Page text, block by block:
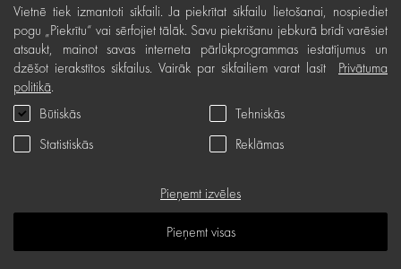
Vietnē tiek izmantoti sīkfaili. Ja piekrītat sīkfailu lietošanai, nospiediet
pogu „Piekrītu“ vai sērfojiet tālāk. Savu piekrišanu jebkurā brīdī varēsiet
atsaukt, mainot savas interneta pārlūkprogrammas iestatījumus un
dzēšot ierakstītos sīkfailus. Vairāk par sīkfailiem varat lasīt Privātuma
politikā.
Būtiskās
Tehniskās
Statistiskās
Reklāmas
Pieņemt izvēles
Pieņemt visas